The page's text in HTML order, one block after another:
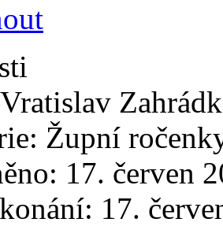
Vratislav
Župní
17. červen
17.